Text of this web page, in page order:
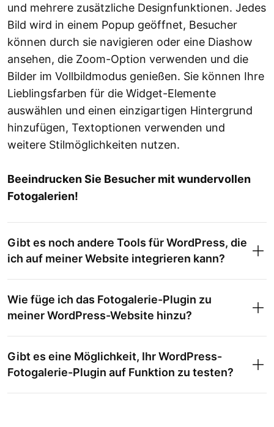
und mehrere zusätzliche Designfunktionen. Jedes
Bild wird in einem Popup geöffnet, Besucher
können durch sie navigieren oder eine Diashow
ansehen, die Zoom-Option verwenden und die
Bilder im Vollbildmodus genießen. Sie können Ihre
Lieblingsfarben für die Widget-Elemente
auswählen und einen einzigartigen Hintergrund
hinzufügen, Textoptionen verwenden und
weitere Stilmöglichkeiten nutzen.
Beeindrucken Sie Besucher mit wundervollen
Fotogalerien!
Gibt es noch andere Tools für WordPress, die
ich auf meiner Website integrieren kann?
Wie füge ich das Fotogalerie-Plugin zu
meiner WordPress-Website hinzu?
Gibt es eine Möglichkeit, Ihr WordPress-
Fotogalerie-Plugin auf Funktion zu testen?